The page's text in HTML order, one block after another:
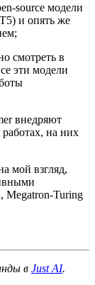
source модели
и опять же
смотреть в
эти модели
внедряют
на них
мой взгляд,
Megatron-Turing
в Just AI.